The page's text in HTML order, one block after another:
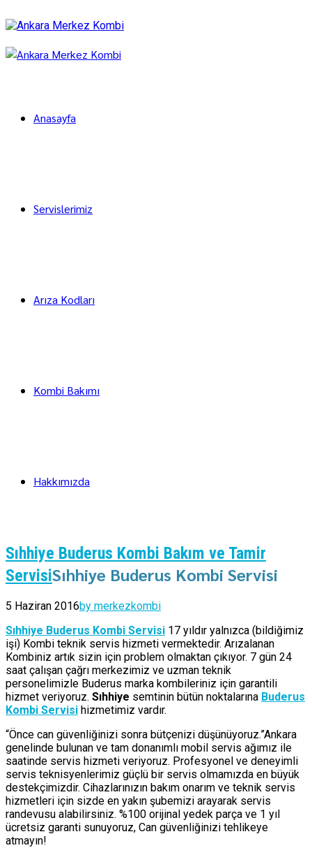
Anasayfa
Servislerimiz
Arıza Kodları
Kombi Bakımı
Hakkımızda
Sıhhiye Buderus Kombi Bakım ve Tamir
ServisiSıhhiye Buderus Kombi Servisi
5 Haziran 2016by merkezkombi
Sıhhiye Buderus Kombi Servisi 17 yıldır yalnızca (bildiğimiz
işi) Kombi teknik servis hizmeti vermektedir. Arızalanan
Kombiniz artık sizin için problem olmaktan çıkıyor. 7 gün 24
saat çalışan çağrı merkezimiz ve uzman teknik
personelimizle Buderus marka kombileriniz için garantili
hizmet veriyoruz. Sıhhiye semtinin bütün noktalarına Buderus
Kombi Servisi hizmetimiz vardır.
“Önce can güvenliğinizi sonra bütçenizi düşünüyoruz.”Ankara
genelinde bulunan ve tam donanımlı mobil servis ağımız ile
saatinde servis hizmeti veriyoruz. Profesyonel ve deneyimli
servis teknisyenlerimiz güçlü bir servis olmamızda en büyük
destekçimizdir. Cihazlarınızın bakım onarım ve teknik servis
hizmetleri için sizde en yakın şubemizi arayarak servis
randevusu alabilirsiniz. %100 orijinal yedek parça ve 1 yıl
ücretsiz garanti sunuyoruz, Can güvenliğinizi tehlikeye
atmayın!